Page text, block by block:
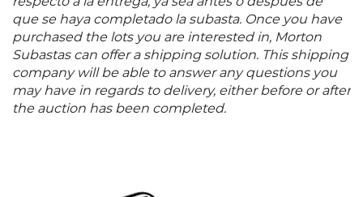
que se haya completado la subasta. Once you have
purchased the lots you are interested in, Morton
Subastas can offer a shipping solution. This shipping
company will be able to answer any questions you
may have in regards to delivery, either before or after
the auction has been completed.